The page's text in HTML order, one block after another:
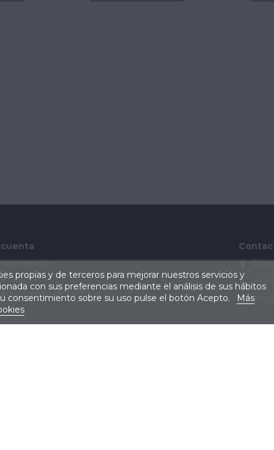
cuenta
sesión
cuenta
Seguimiento de pedidos
+34
propias y de terceros para mejorar nuestros servicios y
con sus preferencias mediante el análisis de sus hábitos
consentimiento sobre su uso pulse el botón Acepto.
Más